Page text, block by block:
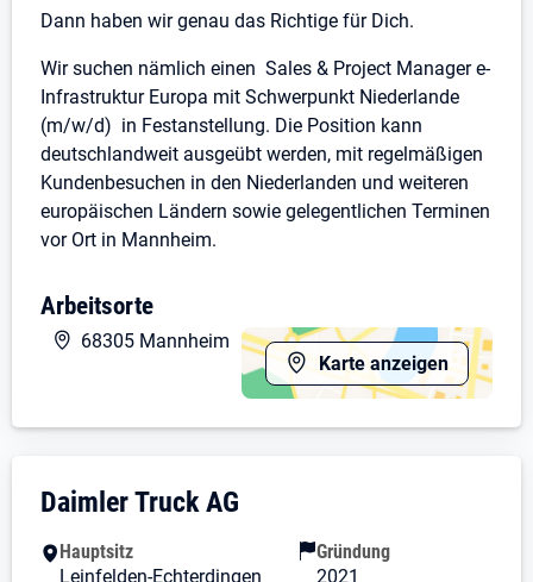
Dann haben wir genau das Richtige für Dich.
Wir suchen nämlich einen Sales & Project Manager e-
Infrastruktur Europa mit Schwerpunkt Niederlande
(m/w/d) in Festanstellung. Die Position kann
deutschlandweit ausgeübt werden, mit regelmäßigen
Kundenbesuchen in den Niederlanden und weiteren
europäischen Ländern sowie gelegentlichen Terminen
vor Ort in Mannheim.
niederländischen Markt . Gleichzeitig bist Du Teil
unseres internationalen Teams und unterstützt bei
Bedarf auch Kunden und Projekte in weiteren
europäischen Märkten . Gemeinsam mit unseren
lokalen Vertriebsgesellschaften begleitest Du Bus-
Aufbau zukunftsfähiger Ladeinfrastruktur.
Arbeitsorte
Karte anzeigen
68305 Mannheim
Unternehmensdarstellung: Daimler Truck
Daimler Truck AG
Hauptsitz
Leinfelden-Echterdingen
Gründung
2021